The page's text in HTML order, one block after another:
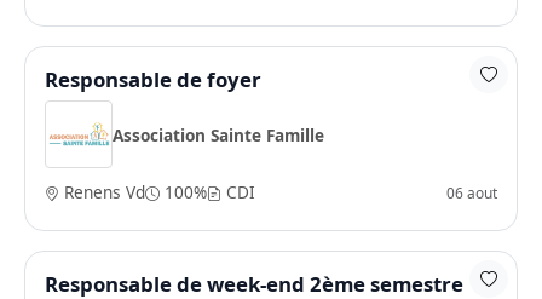
Responsable de foyer
Association Sainte Famille
Renens Vd 100% CDI 06 aout
Responsable de week-end 2ème semestre